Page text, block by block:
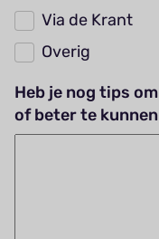
Via de Krant
Overig
Heb je nog tips
of beter te